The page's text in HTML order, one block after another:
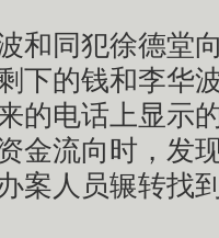
和同犯徐德堂
下的钱和李华
的电话上显示
金流向时，发
案人员辗转找